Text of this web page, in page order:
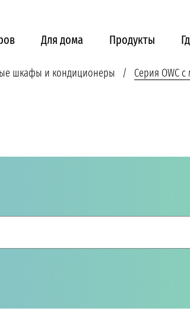
Для дома Продукты
шкафы и кондиционеры
Серия OWC